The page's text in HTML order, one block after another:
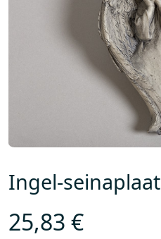
Ingel-seinaplaat
25,83 €